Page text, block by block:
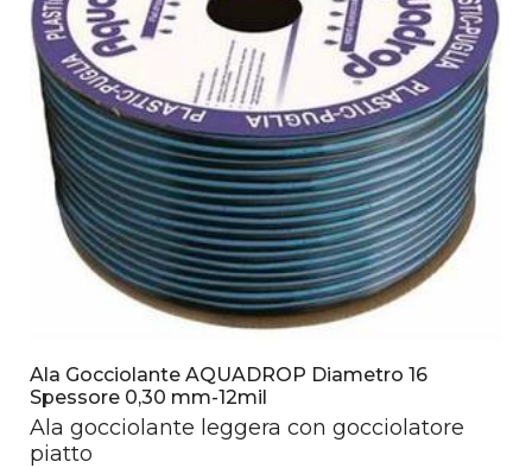
Ala Gocciolante AQUADROP Diametro 16
Spessore 0,30 mm-12mil
Ala gocciolante leggera con gocciolatore
piatto